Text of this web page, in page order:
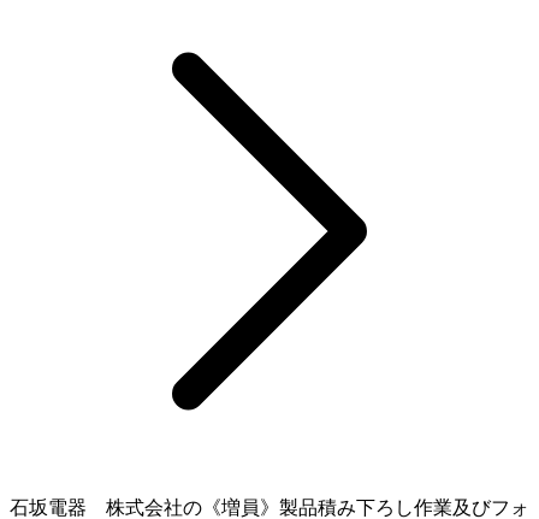
石坂電器 株式会社の《増員》製品積み下ろし作業及びフォ